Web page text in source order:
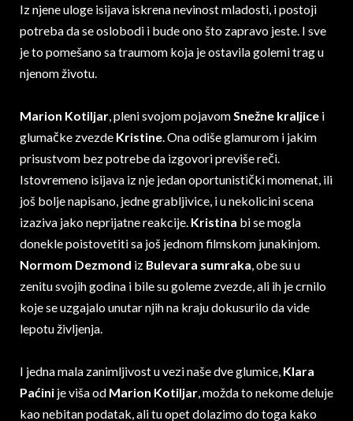
Iz njene uloge isijava iskrena nevinost mladosti, i postoji
potreba da se oslobodi i bude ono što zapravo jeste. I sve
je to pomešano sa traumom koja je ostavila golemi trag u
njenom životu.
Marion Kotiljar, pleni svojom pojavomSnežne kraljice i
glumačke zvezde Kristine. Ona odiše glamurom i jakim
prisustvom bez potrebe da izgovori previše reči.
Istovremeno isijava iz nje jedan oportunistički momenat, ili
još bolje napisano, jedne grabljivice, i u nekolicini scena
izaziva jako neprijatne reakcije. Kristina bi se mogla
donekle poistovetiti sa još jednom filmskom junakinjom.
Normom Dezmond iz Bulevara sumraka, obe su u
zenitu svojih godina i bile su goleme zvezde, ali ih je crnilo
koje se uzgajalo unutar njih na kraju dokusurilo da vide
lepotu življenja.
I jedna mala zanimljivost u vezi naše dve glumice, Klara
Paćini je viša od Marion Kotiljar, možda to nekome deluje
kao nebitan podatak, ali tu opet dolazimo do toga kako